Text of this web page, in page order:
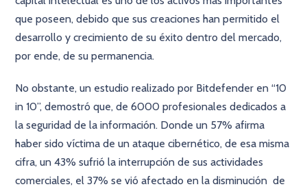
que poseen, debido que sus creaciones han permitido el
desarrollo y crecimiento de su éxito dentro del mercado,
por ende, de su permanencia.
No obstante, un estudio realizado por Bitdefender en “10
in 10”, demostró que, de 6000 profesionales dedicados a
la seguridad de la información. Donde un 57% afirma
haber sido víctima de un ataque cibernético, de esa misma
cifra, un 43% sufrió la interrupción de sus actividades
comerciales, el 37% se vió afectado en la disminución de